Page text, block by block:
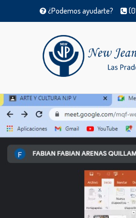
¿Podemos ayudarte?